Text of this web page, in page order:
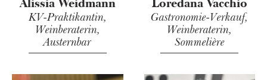
Alissia Weidmann
KV-Praktikantin,
Weinberaterin,
Austernbar
Loredana Vacchio
Gastronomie-Verkauf,
Weinberaterin,
Sommelière